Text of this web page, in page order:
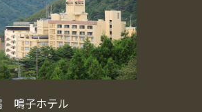
鳴子ホテル